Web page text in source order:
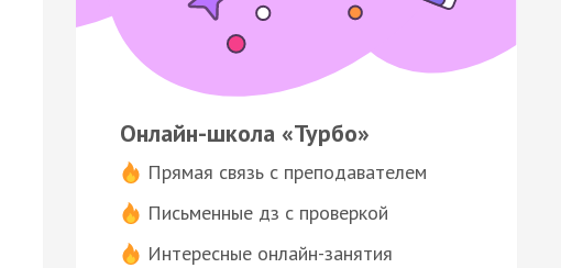
Онлайн-школа «Турбо»
Прямая связь с преподавателем
Письменные дз с проверкой
Интересные онлайн-занятия